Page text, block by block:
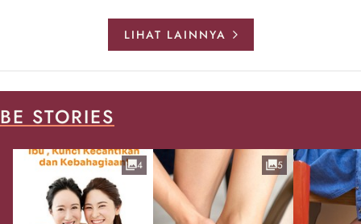
LIHAT LAINNYA
BE STORIES
4 5